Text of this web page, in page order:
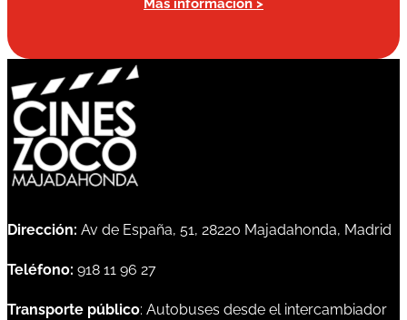
Más información >
Dirección: Av de España, 51, 28220 Majadahonda, Madrid
Teléfono: 918 11 96 27
Transporte público: Autobuses desde el intercambiador